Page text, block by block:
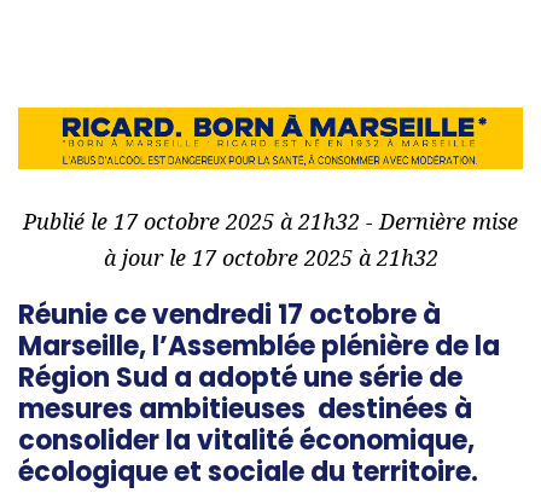
Publié le 17 octobre 2025 à 21h32 - Dernière mise
à jour le 17 octobre 2025 à 21h32
Réunie ce vendredi 17 octobre à
Marseille, l’Assemblée plénière de la
Région Sud a adopté une série de
mesures ambitieuses destinées à
consolider la vitalité économique,
écologique et sociale du territoire.